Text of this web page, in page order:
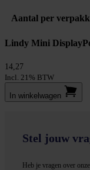
Aantal per
Lindy Mini
14,27
Incl. 21% BTW
In winkel­wagen
Stel jouw
Heb je vragen over